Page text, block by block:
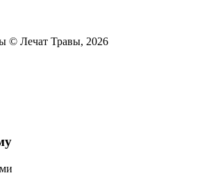
© Лечат Травы, 2026